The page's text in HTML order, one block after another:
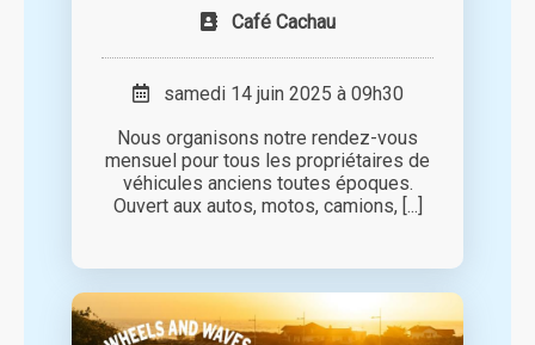
Café Cachau
samedi 14 juin 2025 à 09h30
Nous organisons notre rendez-vous
mensuel pour tous les propriétaires de
véhicules anciens toutes époques.
Ouvert aux autos, motos, camions, [...]